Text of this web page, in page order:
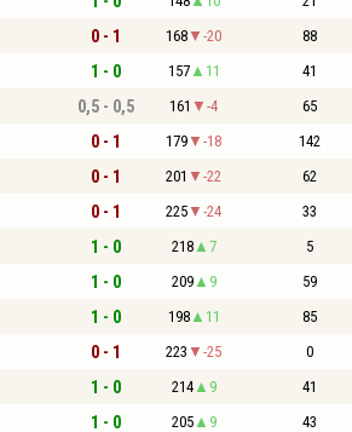
0 - 1 168 -20 88
1 - 0 157 11 41
0,5 - 0,5 161 -4 65
0 - 1 179 -18 142
0 - 1 201 -22 62
0 - 1 225 -24 33
1 - 0 218 7 5
1 - 0 209 9 59
1 - 0 198 11 85
0 - 1 223 -25 0
1 - 0 214 9 41
1 - 0 205 9 43